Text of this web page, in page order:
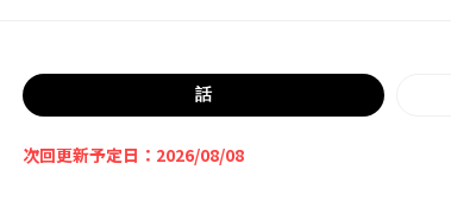
話
次回更新予定日：2026/08/08